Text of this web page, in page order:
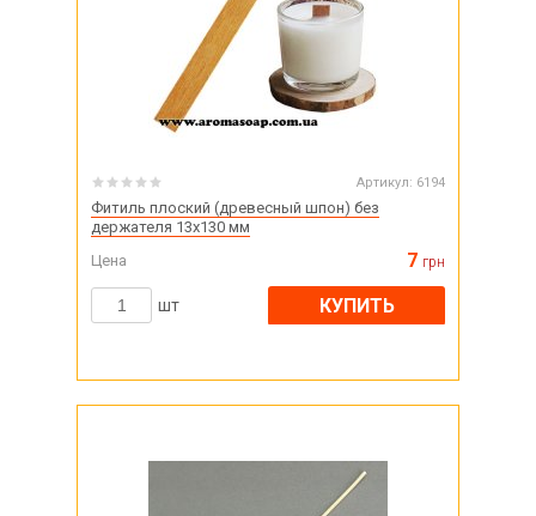
Артикул: 6194
Фитиль плоский (древесный шпон) без
держателя 13х130 мм
Цена
7 грн
шт КУПИТЬ